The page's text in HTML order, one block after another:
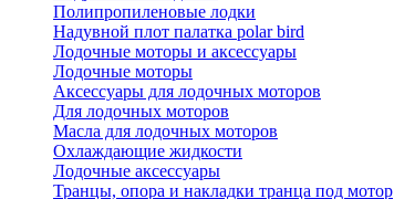
Полипропиленовые лодки
Надувной плот палатка polar bird
Лодочные моторы и аксессуары
Лодочные моторы
Аксессуары для лодочных моторов
Для лодочных моторов
Масла для лодочных моторов
Охлаждающие жидкости
Лодочные аксессуары
Транцы, опора и накладки транца под мотор